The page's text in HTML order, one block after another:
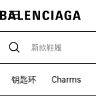
钥匙环 Charms